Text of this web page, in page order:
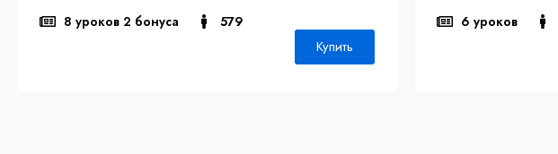
8 уроков 2 бонуса 579
Купить
6 уроков